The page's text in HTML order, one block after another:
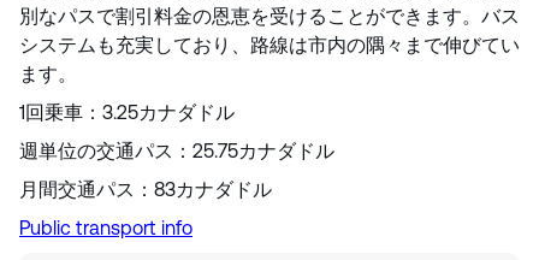
別なパスで割引料金の恩恵を受けることができます。バス
システムも充実しており、路線は市内の隅々まで伸びてい
ます。
1回乗車：3.25カナダドル
週単位の交通パス：25.75カナダドル
月間交通パス：83カナダドル
Public transport info